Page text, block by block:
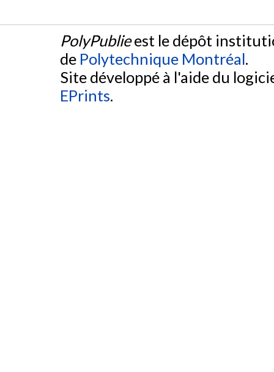
PolyPublieest le dépôt
de Polytechnique Montréal.
Site développé à l'aide du
EPrints.